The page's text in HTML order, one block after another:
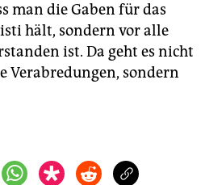
man die Gaben für das
hält, sondern vor alle
ist. Da geht es nicht
Verabredungen, sondern